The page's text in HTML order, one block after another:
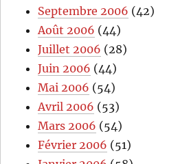
Septembre 2006 (42)
Août 2006 (44)
Juillet 2006 (28)
Juin 2006 (44)
Mai 2006 (54)
Avril 2006 (53)
Mars 2006 (54)
Février 2006 (51)